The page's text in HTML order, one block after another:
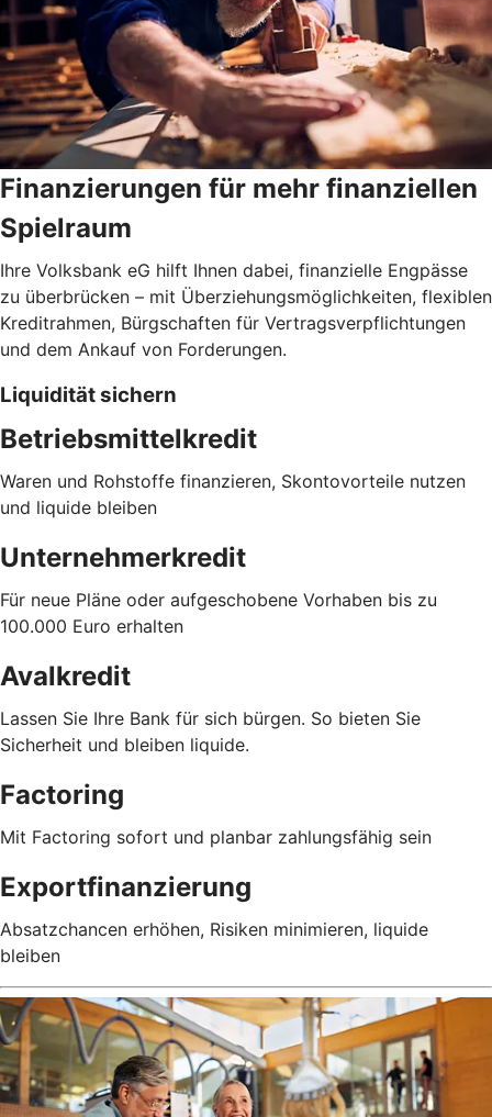
Finanzierungen für mehr finanziellen
Spielraum
Ihre Volksbank eG hilft Ihnen dabei, finanzielle Engpässe
zu überbrücken – mit Überziehungsmöglichkeiten, flexiblen
Kreditrahmen, Bürgschaften für Vertragsverpflichtungen
und dem Ankauf von Forderungen.
Liquidität sichern
Betriebsmittelkredit
Waren und Rohstoffe finanzieren, Skontovorteile nutzen
und liquide bleiben
Unternehmerkredit
Für neue Pläne oder aufgeschobene Vorhaben bis zu
100.000 Euro erhalten
Avalkredit
Lassen Sie Ihre Bank für sich bürgen. So bieten Sie
Sicherheit und bleiben liquide.
Factoring
Mit Factoring sofort und planbar zahlungsfähig sein
Exportfinanzierung
Absatzchancen erhöhen, Risiken minimieren, liquide
bleiben